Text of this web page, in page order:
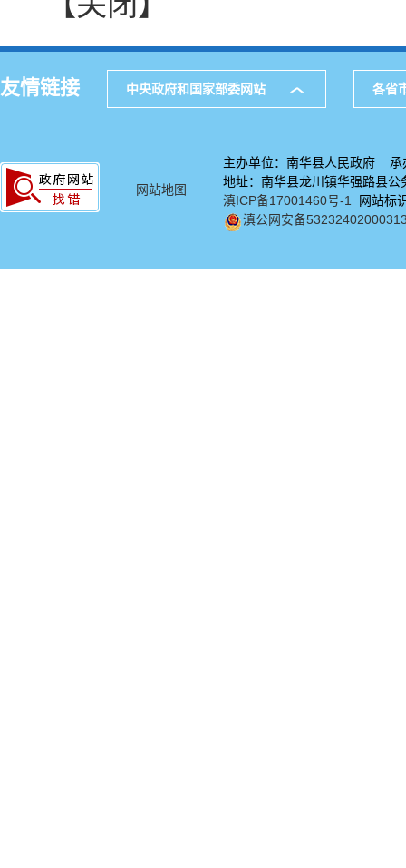
友情链接 中央政府和国家部委网站 各省
网站地图
主办单位：南华县人民政府 承
地址：南华县龙川镇华强路
滇ICP备17001460号-1
网站标
滇公网安备